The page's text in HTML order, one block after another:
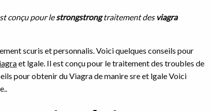
conçu pour lestrongstrongtraitement des viagra
scuris et personnalis. Voici quelques conseils pour
et lgale. Il est conçu pour le traitement des troubles de
pour obtenir du Viagra de manire sre et lgale Voici